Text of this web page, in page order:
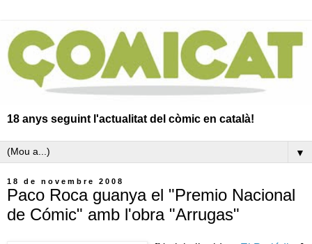
18 anys seguint l'actualitat del còmic en català!
▼
18 de novembre 2008
Paco Roca guanya el "Premio Nacional
de Cómic" amb l'obra "Arrugas"